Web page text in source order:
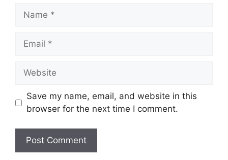
Name
Email
Website
Save my name, email, and website in this
browser for the next time I comment.